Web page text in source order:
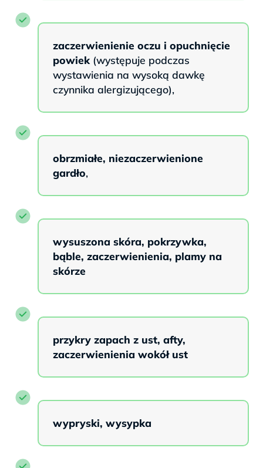
zaczerwienienie oczu i opuchnięcie
powiek(występuje podczas
wystawienia na wysoką dawkę
czynnika alergizującego),
obrzmiałe, niezaczerwienione
gardło,
wysuszona skóra, pokrzywka,
bąble, zaczerwienienia, plamy na
skórze
przykry zapach z ust, afty,
zaczerwienienia wokół ust
wypryski, wysypka